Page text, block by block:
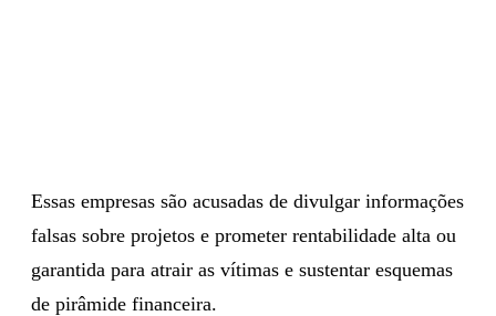
Essas empresas são acusadas de divulgar informações
falsas sobre projetos e prometer rentabilidade alta ou
garantida para atrair as vítimas e sustentar esquemas
de pirâmide financeira.